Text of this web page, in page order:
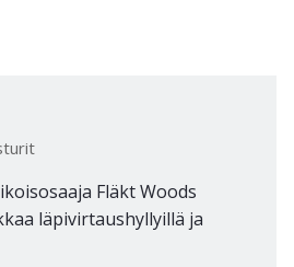
Fläkt Woods
läpivirtaushyllyillä ja